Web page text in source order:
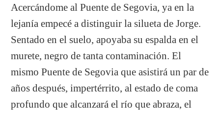
Acercándome al Puente de Segovia, ya en la
lejanía empecé a distinguir la silueta de Jorge.
Sentado en el suelo, apoyaba su espalda en el
murete, negro de tanta contaminación. El
mismo Puente de Segovia que asistirá un par de
años después, impertérrito, al estado de coma
profundo que alcanzará el río que abraza, el